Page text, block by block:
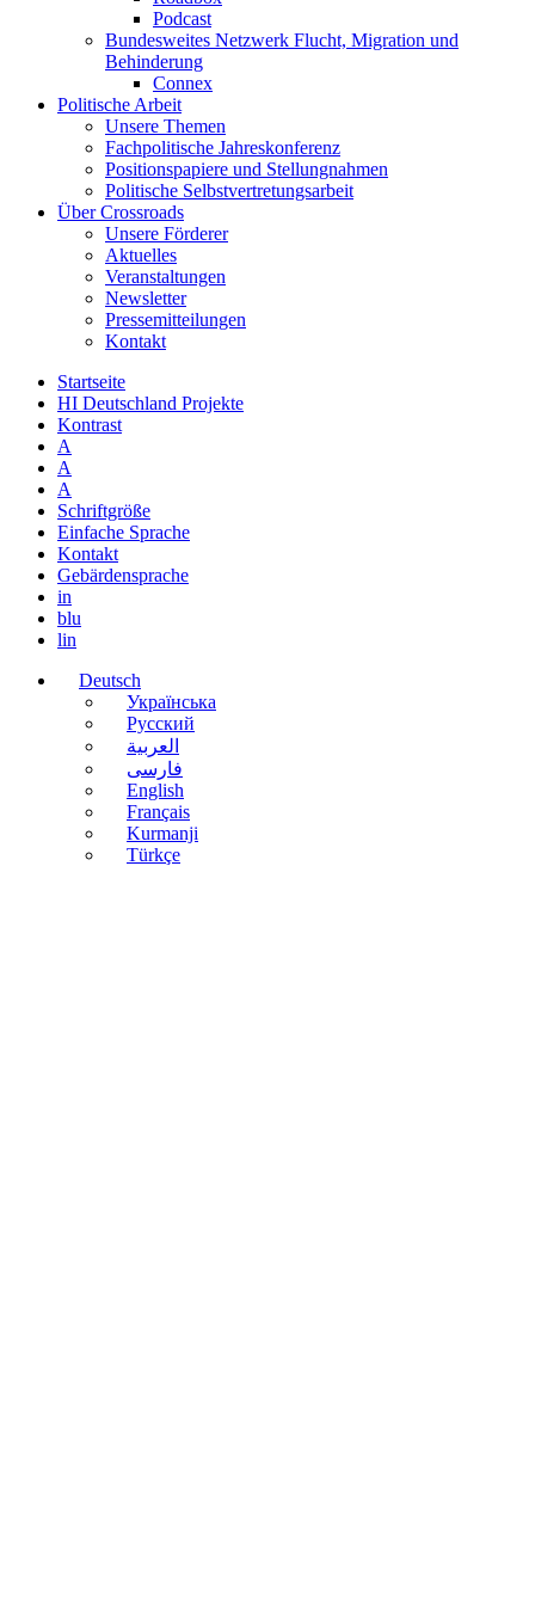
Podcast
Bundesweites Netzwerk Flucht, Migration und
Behinderung
Connex
Politische Arbeit
Unsere Themen
Fachpolitische Jahreskonferenz
Positionspapiere und Stellungnahmen
Politische Selbstvertretungsarbeit
Über Crossroads
Unsere Förderer
Aktuelles
Veranstaltungen
Newsletter
Pressemitteilungen
Kontakt
Startseite
HI Deutschland Projekte
Kontrast
A
A
A
Schriftgröße
Einfache Sprache
Kontakt
Gebärdensprache
in
blu
lin
Deutsch
Українська
Русский
العربية
فارسی
English
Français
Kurmanji
Türkçe